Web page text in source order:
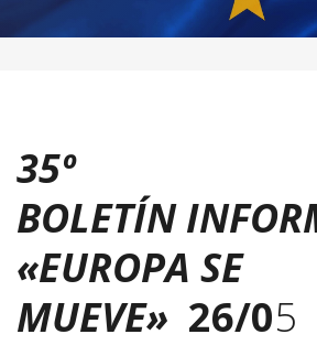
35º
BOLETÍN
«EUROPA SE
MUEVE» 26/05